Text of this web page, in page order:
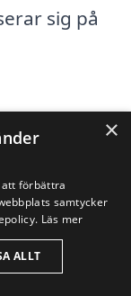
sig på
×
att förbättra
samtycker
Läs mer
ALLT